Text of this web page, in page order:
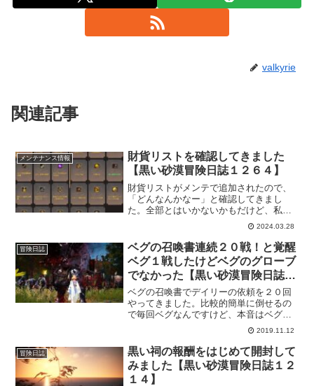
valkyrie
関連記事
メンテナンス情報
財貨リストを確認してきました
【黒い砂漠冒険日誌１２６４】
財貨リストがメンテで追加されたので、
「どんなんかなー」と確認してきまし
た。全部とはいかないかもだけど、私が
持っている印章はすべて網羅してくれて
そうなので、助かります。一覧で見やす
くなってますし、アイテム交換も財貨リ
ストからできるのもありがたい！
2024.03.28
冒険日誌
ベグの召喚書連続２０戦！と覚醒
ベグ１戦したけどベグのグローブ
でなかった【黒い砂漠冒険日誌９
６】
ベグの召喚書でデイリーの依頼を２０回
やってきました。比較的簡単に倒せるの
で毎回ベグなんですけど、本音はベグの
グローブが欲しいってところですよね。
ガチャ的なものは出ないと自覚しながら
も、ついついチャレンジしてしまうとこ
ろが黒い砂漠の魅力の一つでもあるんじ
ゃないかと。
2019.11.12
冒険日誌
黒い祠の報酬をはじめて開封して
みました【黒い砂漠冒険日誌１２
１４】